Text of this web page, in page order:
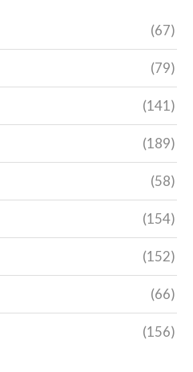
(67)
(79)
(141)
(189)
(58)
(154)
(152)
(66)
(156)